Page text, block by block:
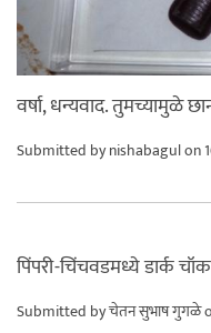
वर्षा, धन्यवाद. तुमच्यामुळे
Submitted bynishabagulon
पिंपरी-चिंचवडमध्ये डार्क
Submitted byचेतन सुभाष गुगळे